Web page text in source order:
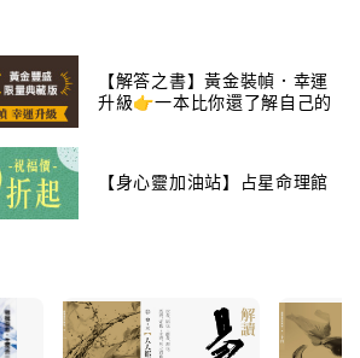
十分重要。「河洛文化」認為一個
中，曾教授藉由河圖洛書所發展出
申說明「家和萬事興」、「家齊而
下平」的道理，並深入剖析「家
四卦之間環環相扣的互動關係，勉
功能，在家人互動有所睽違、乖離
龍馬精神，進而達成齊家、治國、
【解答之書】黃金裝幀．幸運
升級👉一本比你還了解自己的
【身心靈加油站】占星命理館